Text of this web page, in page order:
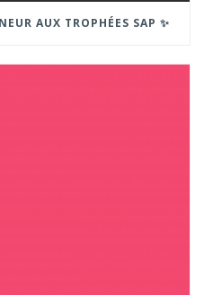
AUX TROPHÉES SAP ✨